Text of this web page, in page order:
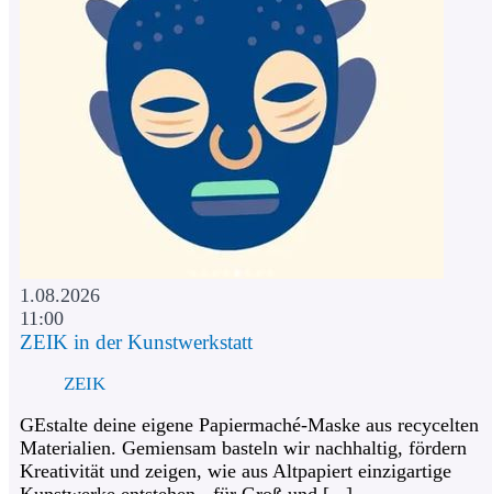
1.08.2026
11:00
ZEIK in der Kunstwerkstatt
ZEIK
GEstalte deine eigene Papiermaché-Maske aus recycelten
Materialien. Gemiensam basteln wir nachhaltig, fördern
Kreativität und zeigen, wie aus Altpapiert einzigartige